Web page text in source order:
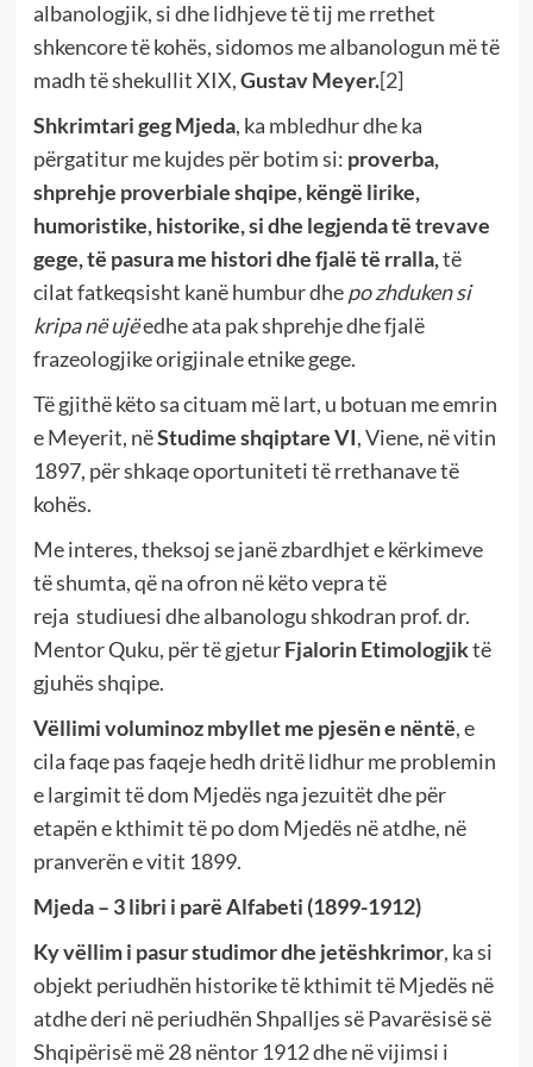
albanologjik, si dhe lidhjeve të tij me rrethet
shkencore të kohës, sidomos me albanologun më të
madh të shekullit XIX,Gustav Meyer.[2]
Shkrimtari geg Mjeda, ka mbledhur dhe ka
përgatitur me kujdes për botim si: proverba,
shprehje proverbiale shqipe, këngë lirike,
humoristike, historike, si dhe legjenda të trevave
gege, të pasura me histori dhe fjalë të rralla,të
cilat fatkeqsisht kanë humbur dhepo zhduken si
kripa në ujëedhe ata pak shprehje dhe fjalë
frazeologjike origjinale etnike gege.
Të gjithë këto sa cituam më lart, u botuan me emrin
e Meyerit, nëStudime shqiptare VI, Viene, në vitin
1897, për shkaqe oportuniteti të rrethanave të
kohës.
Me interes, theksoj se janë zbardhjet e kërkimeve
të shumta, që na ofron në këto vepra të
reja studiuesi dhe albanologu shkodran prof. dr.
Mentor Quku, për të gjeturFjalorin Etimologjiktë
gjuhës shqipe.
Vëllimi voluminoz mbyllet me pjesën e nëntë, e
cila faqe pas faqeje hedh dritë lidhur me problemin
e largimit të dom Mjedës nga jezuitët dhe për
etapën e kthimit të po dom Mjedës në atdhe, në
pranverën e vitit 1899.
Mjeda – 3 libri i parë Alfabeti (1899-1912)
Ky vëllim i pasur studimor dhe jetëshkrimor, ka si
objekt periudhën historike të kthimit të Mjedës në
atdhe deri në periudhën Shpalljes së Pavarësisë së
Shqipërisë më 28 nëntor 1912 dhe në vijimsi i